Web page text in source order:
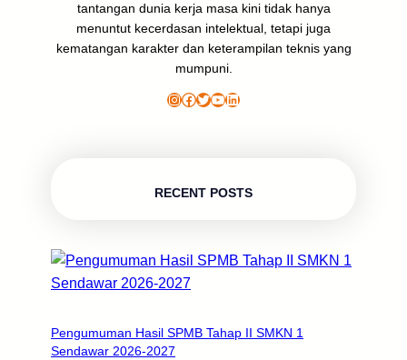
tantangan dunia kerja masa kini tidak hanya
menuntut kecerdasan intelektual, tetapi juga
kematangan karakter dan keterampilan teknis yang
mumpuni.
InstagramFacebook Twitter YouTube LinkedIn
RECENT POSTS
Pengumuman Hasil SPMB Tahap II SMKN 1
Sendawar 2026-2027